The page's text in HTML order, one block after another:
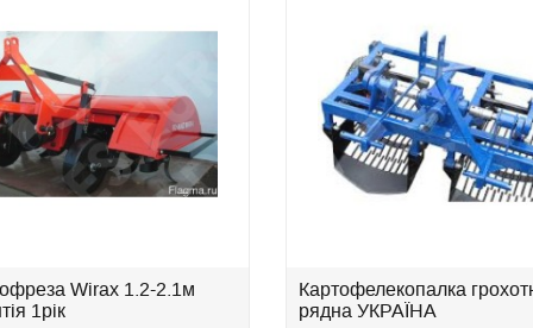
Wirax 1.2-2.1м
1рік
Картофелекопалка
рядна УКРАЇНА